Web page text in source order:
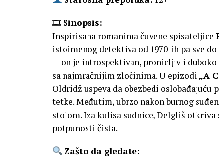
🎞 Sinopsis:
Inspirisana romanima čuvene spisateljice
istoimenog detektiva od 1970-ih pa sve
— on je introspektivan, pronicljiv i duboko
sa najmračnijim zločinima. U epizodi „A
Oldridž uspeva da obezbedi oslobađajuću
tetke. Međutim, ubrzo nakon burnog
stolom. Iza kulisa sudnice, Delgliš otkriva
potpunosti čista.
Zašto da gledate: